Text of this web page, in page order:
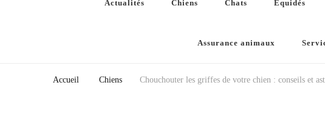
Actualités Chiens Chats Equidés
Assurance animaux
Accueil Chiens Chouchouter les griffes de votre chien : conseils et